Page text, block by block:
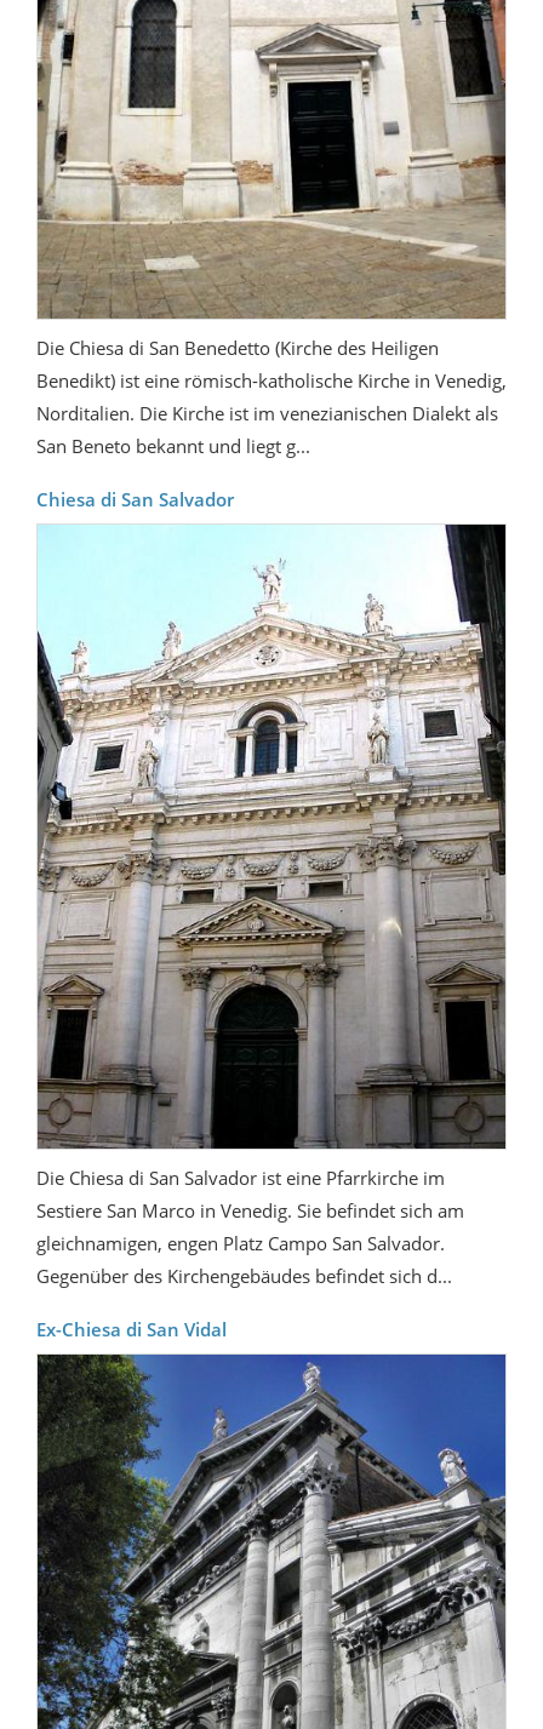
Die Chiesa di San Benedetto (Kirche des Heiligen
Benedikt) ist eine römisch-katholische Kirche in Venedig,
Norditalien. Die Kirche ist im venezianischen Dialekt als
San Beneto bekannt und liegt g...
Chiesa di San Salvador
Die Chiesa di San Salvador ist eine Pfarrkirche im
Sestiere San Marco in Venedig. Sie befindet sich am
gleichnamigen, engen Platz Campo San Salvador.
Gegenüber des Kirchengebäudes befindet sich d...
Ex-Chiesa di San Vidal